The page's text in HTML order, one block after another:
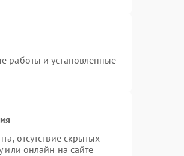
работы и установленные
отсутствие скрытых
или онлайн на сайте